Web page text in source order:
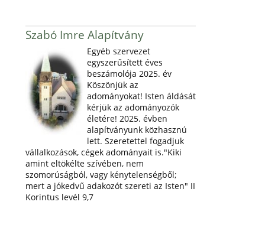
Szabó Imre Alapítvány
Egyéb szervezet
egyszerűsített éves
beszámolója 2025. év
Köszönjük az
adományokat! Isten áldását
kérjük az adományozók
életére! 2025. évben
alapítványunk közhasznú
lett. Szeretettel fogadjuk
vállalkozások, cégek adományait is."Kiki
amint eltökélte szívében, nem
szomorúságból, vagy kénytelenségből;
mert a jókedvű adakozót szereti az Isten" II
Korintus levél 9,7